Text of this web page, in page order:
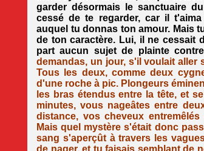
garder désormais le sanctuaire
cessé de te regarder, car il
auquel tu donnas ton amour. Mais
de ton caractère. Lui, il ne cessait
part aucun sujet de plainte
demandas, un jour, s'il voulait aller
Tous les deux, comme deux
d'une roche à pic. Plongeurs
les bras étendus entre la tête, et
minutes, vous nageâtes entre
distance, vos cheveux
Mais quel mystère s'était donc
sang s'aperçût à travers les